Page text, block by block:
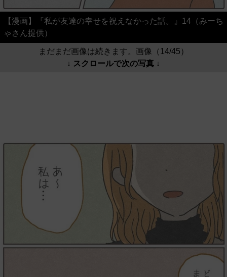
【漫画】『私が友達の幸せを祝えなかった話。』14（みーち
ゃさん提供）
まだまだ画像は続きます。画像（14/45）
↓ スクロールで次の写真 ↓